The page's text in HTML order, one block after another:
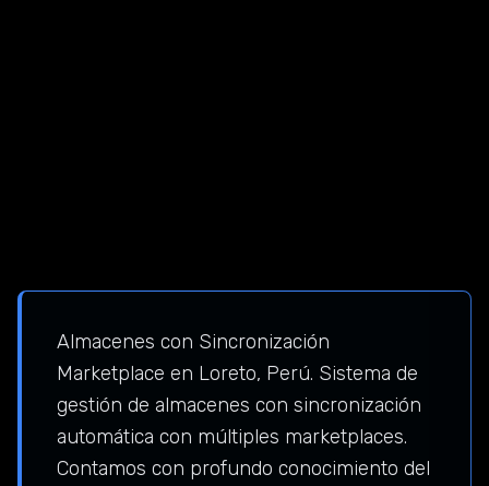
Almacenes con Sincronización
Marketplace en Loreto, Perú. Sistema de
gestión de almacenes con sincronización
automática con múltiples marketplaces.
Contamos con profundo conocimiento del